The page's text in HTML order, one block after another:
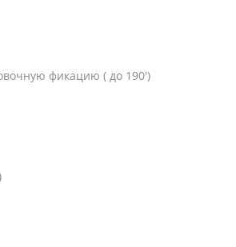
фикацию ( до 190')